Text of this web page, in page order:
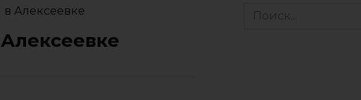
в Алексеевке
Search